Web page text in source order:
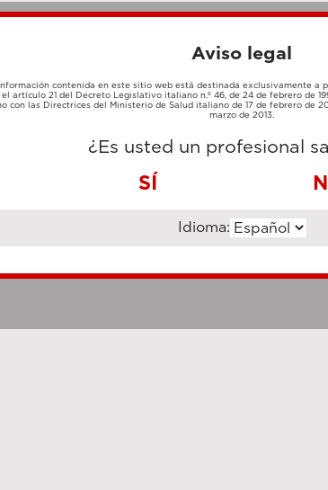
TARJETA
DE
TRANSFERENCIA
BANCARIA
Shanghai Luzi Enterprise Management
Aviso legal
contenida en este sitio web está destinada exclusivamente a
el artículo 21 del Decreto Legislativo italiano n.º 46, de 24 de febrero de
con las Directrices del Ministerio de Salud italiano de 17 de febrero de
marzo de 2013.
¿Es usted un profesional
SÍ
Idioma: